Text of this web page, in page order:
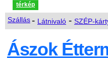
térkép
Szállás- Látnivaló - SZÉP-
Ászok